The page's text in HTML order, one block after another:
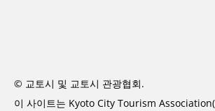
© 교토시 및 교토시 관광협회.
이 사이트는 Kyoto City Tourism